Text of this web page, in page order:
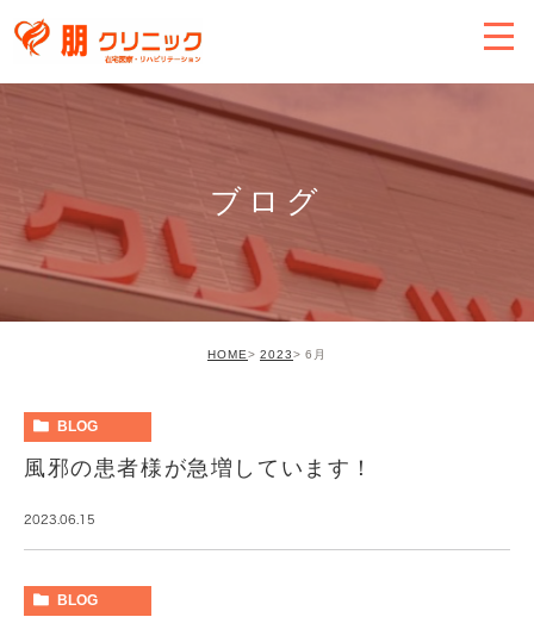
ブログ
HOME 2023 6月
BLOG
風邪の患者様が急増しています！
2023.06.15
BLOG